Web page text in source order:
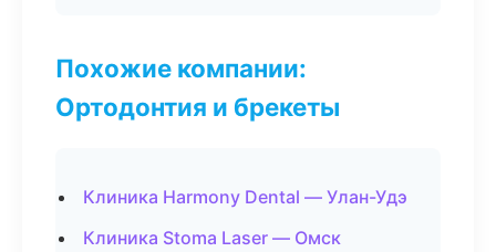
Похожие компании:
Ортодонтия и брекеты
Клиника Harmony Dental — Улан-Удэ
Клиника Stoma Laser — Омск